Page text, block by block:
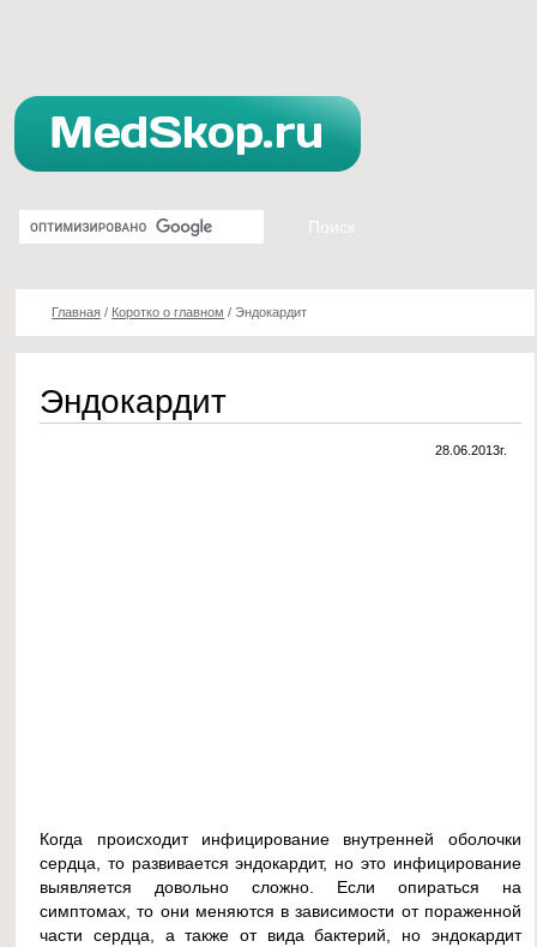
Главная / Коротко о главном /Эндокардит
Эндокардит
28.06.2013г.
Когда происходит инфицирование внутренней оболочки
сердца, то развивается эндокардит, но это инфицирование
выявляется довольно сложно. Если опираться на
симптомах, то они меняются в зависимости от пораженной
части сердца, а также от вида бактерий, но эндокардит